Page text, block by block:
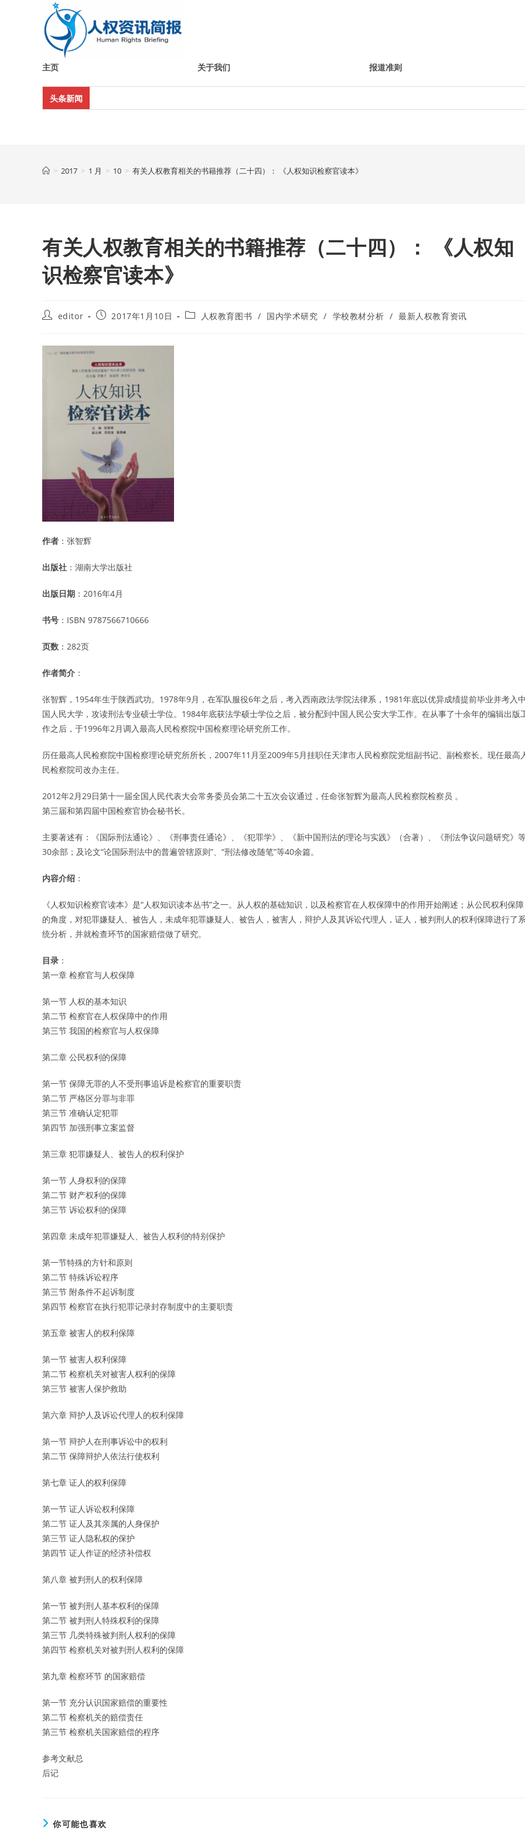
主页 关于我们 报道准则
头条新闻
> 2017 > 1 月 > 10 > 有关人权教育相关的书籍推荐（二十四）： 《人权知识检察官读本》
有关人权教育相关的书籍推荐（二十四）： 《人权知
识检察官读本》
Posteditor
Post2017年1月10日
Post 人权教育图书 / 国内学术研究 / 学校教材分析 / 最新人权教育资讯
作者 ：张智辉
出版社 ：湖南大学出版社
出版日期 ：2016年4月
书号 ：ISBN 9787566710666
页数 ：282页
作者简介 ：
张智辉，1954年生于陕西武功。1978年9月，在军队服役6年之后，考入西南政法学院法律系，1981年底以优异成绩提前毕业并考入中
国人民大学，攻读刑法专业硕士学位。1984年底获法学硕士学位之后，被分配到中国人民公安大学工作。在从事了十余年的编辑出版
作之后，于1996年2月调入最高人民检察院中国检察理论研究所工作。
历任最高人民检察院中国检察理论研究所所长，2007年11月至2009年5月挂职任天津市人民检察院党组副书记、副检察长。现任最高
民检察院司改办主任。
2012年2月29日第十一届全国人民代表大会常务委员会第二十五次会议通过，任命张智辉为最高人民检察院检察员 。
第三届和第四届中国检察官协会秘书长。
主要著述有：《国际刑法通论》、《刑事责任通论》、《犯罪学》、《新中国刑法的理论与实践》（合著）、《刑法争议问题研究》
30余部；及论文“论国际刑法中的普遍管辖原则”、“刑法修改随笔”等40余篇。
内容介绍 ：
《人权知识检察官读本》是“人权知识读本丛书”之一。从人权的基础知识，以及检察官在人权保障中的作用开始阐述；从公民权利保障
的角度，对犯罪嫌疑人、被告人，未成年犯罪嫌疑人、被告人，被害人，辩护人及其诉讼代理人，证人，被判刑人的权利保障进行了系
统分析，并就检查环节的国家赔偿做了研究。
目录 ：
第一章 检察官与人权保障
第一节 人权的基本知识
第二节 检察官在人权保障中的作用
第三节 我国的检察官与人权保障
第二章 公民权利的保障
第一节 保障无罪的人不受刑事追诉是检察官的重要职责
第二节 严格区分罪与非罪
第三节 准确认定犯罪
第四节 加强刑事立案监督
第三章 犯罪嫌疑人、被告人的权利保护
第一节 人身权利的保障
第二节 财产权利的保障
第三节 诉讼权利的保障
第四章 未成年犯罪嫌疑人、被告人权利的特别保护
第一节特殊的方针和原则
第二节 特殊诉讼程序
第三节 附条件不起诉制度
第四节 检察官在执行犯罪记录封存制度中的主要职责
第五章 被害人的权利保障
第一节 被害人权利保障
第二节 检察机关对被害人权利的保障
第三节 被害人保护救助
第六章 辩护人及诉讼代理人的权利保障
第一节 辩护人在刑事诉讼中的权利
第二节 保障辩护人依法行使权利
第七章 证人的权利保障
第一节 证人诉讼权利保障
第二节 证人及其亲属的人身保护
第三节 证人隐私权的保护
第四节 证人作证的经济补偿权
第八章 被判刑人的权利保障
第一节 被判刑人基本权利的保障
第二节 被判刑人特殊权利的保障
第三节 几类特殊被判刑人权利的保障
第四节 检察机关对被判刑人权利的保障
第九章 检察环节 的国家赔偿
第一节 充分认识国家赔偿的重要性
第二节 检察机关的赔偿责任
第三节 检察机关国家赔偿的程序
参考文献总
后记
你可能也喜欢